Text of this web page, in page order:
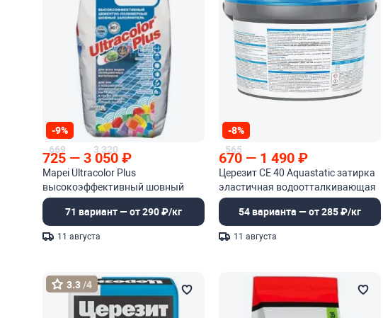
-9%
669
725 — 3 320
3 050₽
Mapei Ultracolor Plus
высокоэффективный шовный
заполнитель на цементной основе
71 вариант — от 290 ₽/кг
11 августа
-8%
565
670 — 1 490₽
Церезит CE 40 Aquastatic затирка
эластичная водоотталкивающая
54 варианта — от 285 ₽/кг
11 августа
3.3/4